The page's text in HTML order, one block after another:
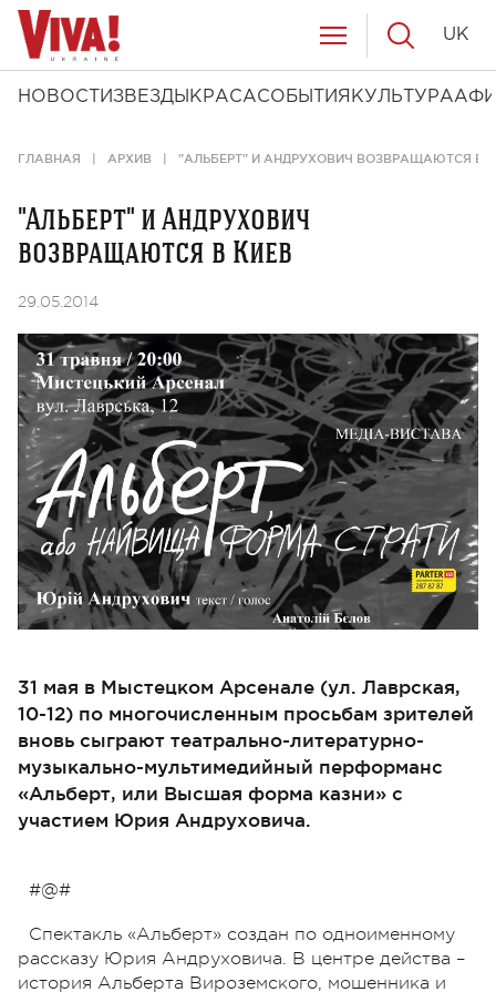
НОВОСТИ ЗВЕЗДЫ КРАСАСОБЫТИЯ КУЛЬТУРА
UK
ГЛАВНАЯ АРХИВ "АЛЬБЕРТ" И АНДРУХОВИЧ ВОЗВРАЩАЮТСЯ В
"Альберт" и Андрухович
возвращаются в Киев
29.05.2014
31 мая в Мыстецком Арсенале (ул. Лаврская,
10-12) по многочисленным просьбам зрителей
вновь сыграют театрально-литературно-
музыкально-мультимедийный перформанс
«Альберт, или Высшая форма казни» с
участием Юрия Андруховича.
#@#
Спектакль «Альберт» создан по одноименному
рассказу Юрия Андруховича. В центре действа –
история Альберта Вироземского, мошенника и